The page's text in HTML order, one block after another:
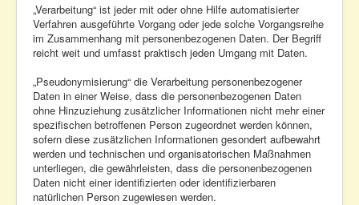
„Verarbeitung“ ist jeder mit oder ohne Hilfe automatisierter
Verfahren ausgeführte Vorgang oder jede solche Vorgangsreihe
im Zusammenhang mit personenbezogenen Daten. Der Begriff
reicht weit und umfasst praktisch jeden Umgang mit Daten.
„Pseudonymisierung“ die Verarbeitung personenbezogener
Daten in einer Weise, dass die personenbezogenen Daten
ohne Hinzuziehung zusätzlicher Informationen nicht mehr einer
spezifischen betroffenen Person zugeordnet werden können,
sofern diese zusätzlichen Informationen gesondert aufbewahrt
werden und technischen und organisatorischen Maßnahmen
unterliegen, die gewährleisten, dass die personenbezogenen
Daten nicht einer identifizierten oder identifizierbaren
natürlichen Person zugewiesen werden.